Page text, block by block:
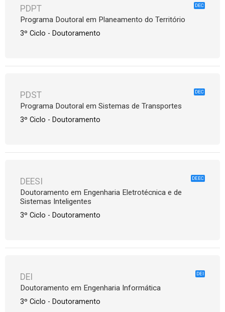
DEC
PDPT
Programa Doutoral em Planeamento do Território
3º Ciclo - Doutoramento
DEC
PDST
Programa Doutoral em Sistemas de Transportes
3º Ciclo - Doutoramento
DEEC
DEESI
Doutoramento em Engenharia Eletrotécnica e de
Sistemas Inteligentes
3º Ciclo - Doutoramento
DEI
DEI
Doutoramento em Engenharia Informática
3º Ciclo - Doutoramento